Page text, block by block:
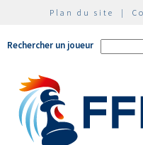
Plan du site |
Rechercher un joueur